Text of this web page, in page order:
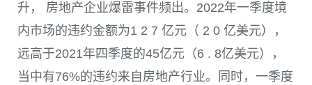
升， 房地产企业爆雷事件频出。 2022年一季度境
内市场的违约金额为1 2 7 亿元（ 2 0 亿美元），
远高于2021年四季度的45亿元（6 . 8亿美元），
当中有76%的违约来自房地产行业。同时，一季度